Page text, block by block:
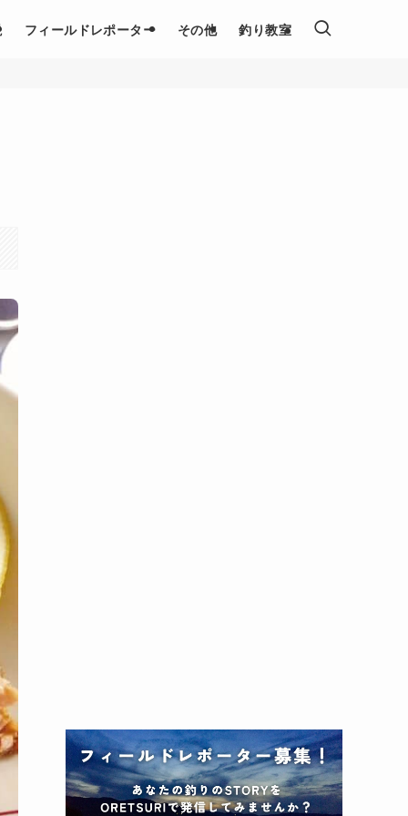
フィールドレポーター その他 釣り教室